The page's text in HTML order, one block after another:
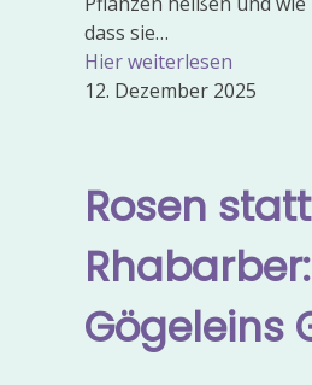
dass sie…
Hier weiterlesen
12. Dezember 2025
Rosen statt
Rhabarber:
Gögeleins